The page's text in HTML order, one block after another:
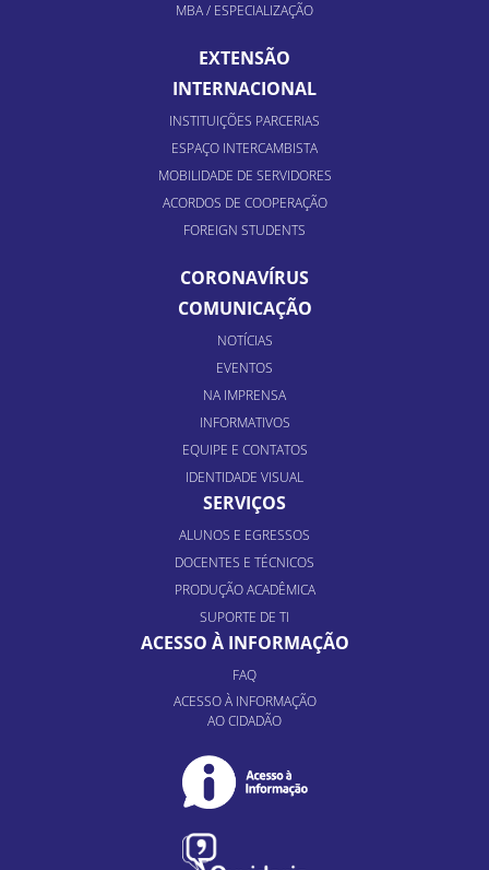
MBA / ESPECIALIZAÇÃO
EXTENSÃO
INTERNACIONAL
INSTITUIÇÕES PARCERIAS
ESPAÇO INTERCAMBISTA
MOBILIDADE DE SERVIDORES
ACORDOS DE COOPERAÇÃO
FOREIGN STUDENTS
CORONAVÍRUS
COMUNICAÇÃO
NOTÍCIAS
EVENTOS
NA IMPRENSA
INFORMATIVOS
EQUIPE E CONTATOS
IDENTIDADE VISUAL
SERVIÇOS
ALUNOS E EGRESSOS
DOCENTES E TÉCNICOS
PRODUÇÃO ACADÊMICA
SUPORTE DE TI
ACESSO À INFORMAÇÃO
FAQ
ACESSO À INFORMAÇÃO
AO CIDADÃO